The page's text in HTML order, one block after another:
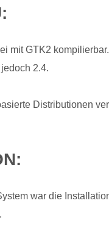
mit GTK2
2.4.
Distributionen
war die